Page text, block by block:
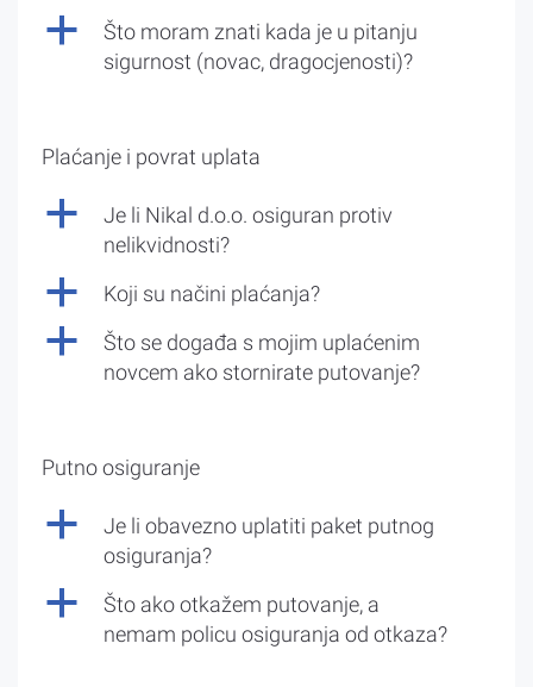
a
Što moram znati kada je u pitanju
sigurnost (novac, dragocjenosti)?
Plaćanje i povrat uplata
a
Je li Nikal d.o.o. osiguran protiv
nelikvidnosti?
a Koji su načini plaćanja?
a
Što se događa s mojim uplaćenim
novcem ako stornirate putovanje?
Putno osiguranje
a
Je li obavezno uplatiti paket putnog
osiguranja?
a
Što ako otkažem putovanje, a
nemam policu osiguranja od otkaza?